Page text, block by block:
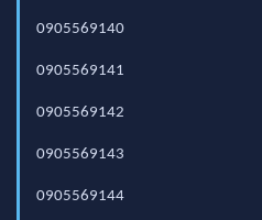
0905569140
0905569141
0905569142
0905569143
0905569144